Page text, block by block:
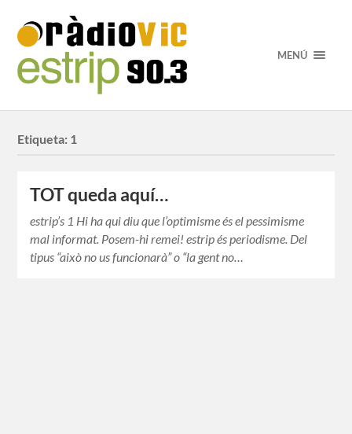
MENÚ
Etiqueta: 1
TOT queda aquí…
estrip’s 1 Hi ha qui diu que l’optimisme és el pessimisme
mal informat. Posem-hi remei! estrip és periodisme. Del
tipus “això no us funcionarà” o “la gent no…